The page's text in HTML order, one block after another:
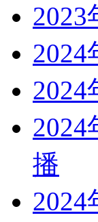
2023
2024
2024
2024
播
2024